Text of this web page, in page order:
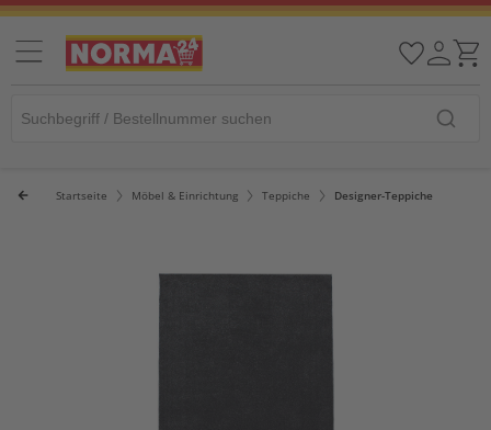
Startseite Möbel & Einrichtung Teppiche Designer-Teppiche